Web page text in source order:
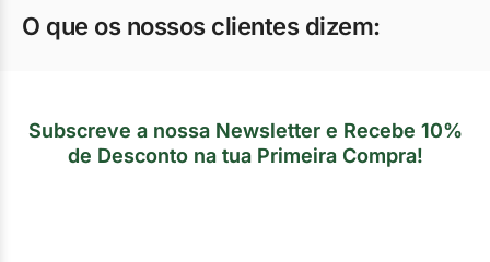
O que os nossos clientes dizem:
Subscreve a nossa Newsletter e Recebe 10%
de Desconto na tua Primeira Compra!